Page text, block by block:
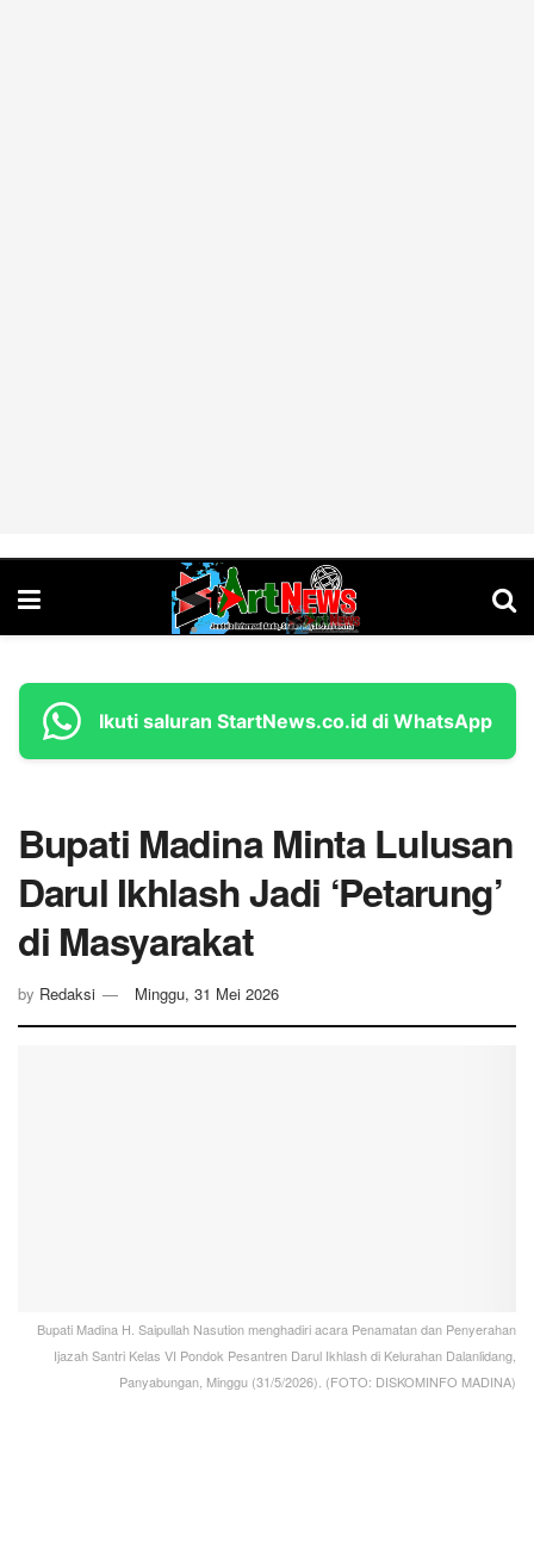
Ikuti saluran StartNews.co.id di WhatsApp
Bupati Madina Minta Lulusan
Darul Ikhlash Jadi ‘Petarung’
di Masyarakat
by Redaksi Minggu, 31 Mei 2026
Bupati Madina H. Saipullah Nasution menghadiri acara Penamatan dan Penyerahan
Ijazah Santri Kelas VI Pondok Pesantren Darul Ikhlash di Kelurahan Dalanlidang,
Panyabungan, Minggu (31/5/2026). (FOTO: DISKOMINFO MADINA)